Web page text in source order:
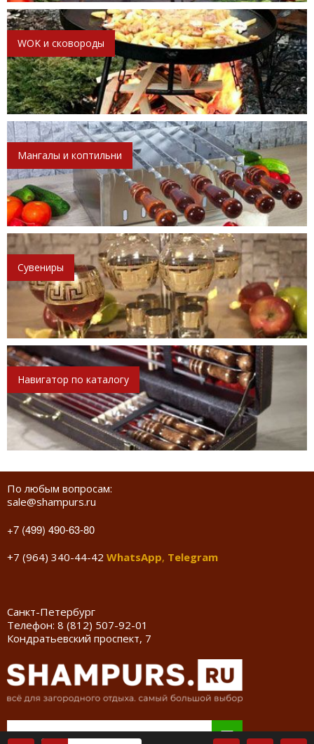
WOK и сковороды
Мангалы и коптильни
Сувениры
Навигатор по каталогу
По любым вопросам:
sale@shampurs.ru
+7 (499) 490-63-80
+7 (964) 340-44-42 WhatsApp, Telegram
Санкт-Петербург
Телефон: 8 (812) 507-92-01
Кондратьевский проспект, 7